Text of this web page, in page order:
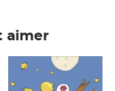
aimer
7,50€